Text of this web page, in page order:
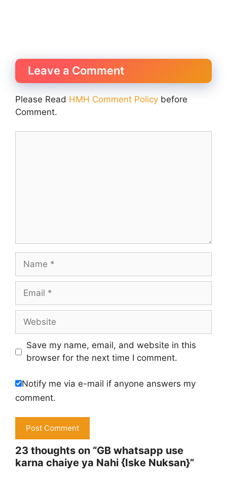
Leave a Comment
Please Read HMH Comment Policy before
Comment.
Name
Email
Website
Save my name, email, and website in this
browser for the next time I comment.
Notify me via e-mail if anyone answers my
comment.
23 thoughts on “GB whatsapp use
karna chaiye ya Nahi {Iske Nuksan}”